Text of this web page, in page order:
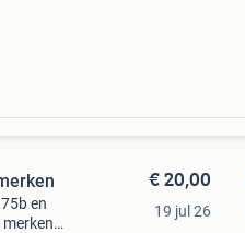
en
€ 20,00
19 jul 26